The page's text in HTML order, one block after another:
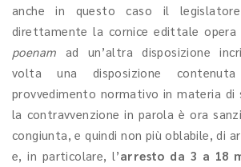
anche in questo caso il legislatore
direttamente la cornice edittale opera
poenam ad un’altra disposizione
volta una disposizione
provvedimento normativo in materia di
la contravvenzione in parola è ora
congiunta, e quindi non più oblabile, di
e, in particolare, l’arresto da 3 a 18